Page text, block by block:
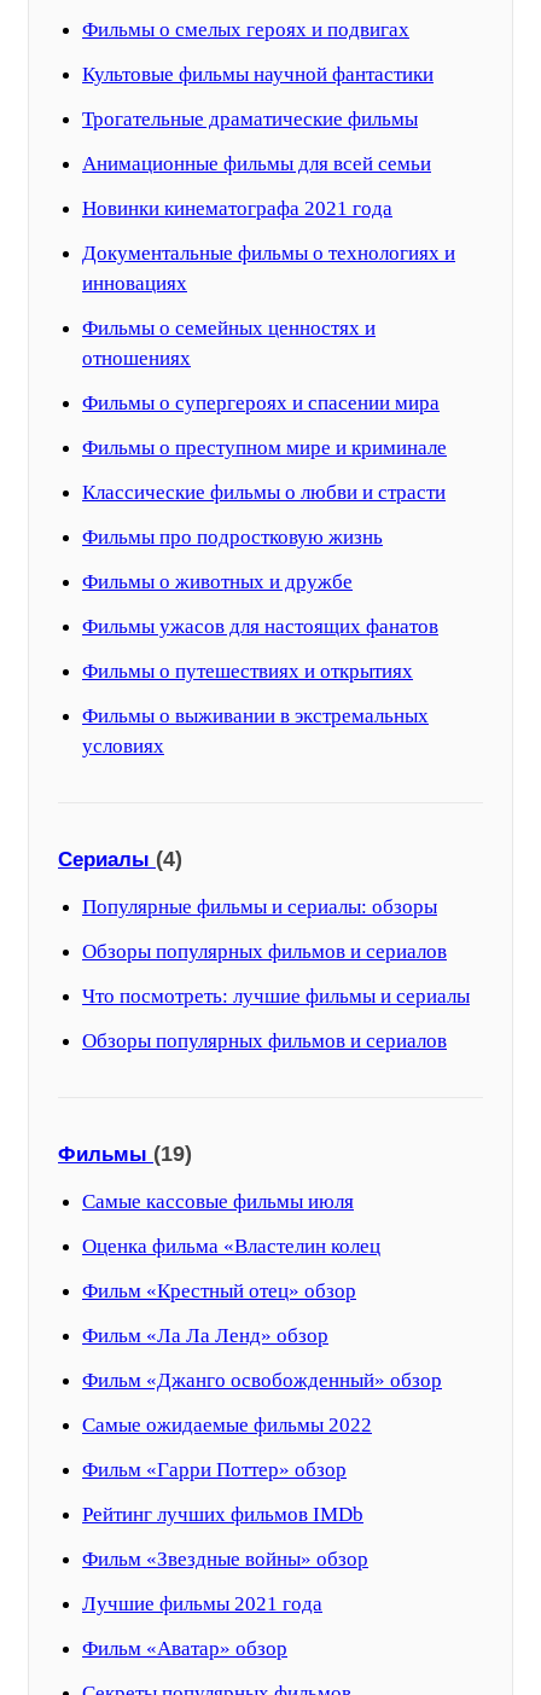
Фильмы о смелых героях и подвигах
Культовые фильмы научной фантастики
Трогательные драматические фильмы
Анимационные фильмы для всей семьи
Новинки кинематографа 2021 года
Документальные фильмы о технологиях и
инновациях
Фильмы о семейных ценностях и
отношениях
Фильмы о супергероях и спасении мира
Фильмы о преступном мире и криминале
Классические фильмы о любви и страсти
Фильмы про подростковую жизнь
Фильмы о животных и дружбе
Фильмы ужасов для настоящих фанатов
Фильмы о путешествиях и открытиях
Фильмы о выживании в экстремальных
условиях
Сериалы (4)
Популярные фильмы и сериалы: обзоры
Обзоры популярных фильмов и сериалов
Что посмотреть: лучшие фильмы и сериалы
Обзоры популярных фильмов и сериалов
Фильмы (19)
Самые кассовые фильмы июля
Оценка фильма «Властелин колец
Фильм «Крестный отец» обзор
Фильм «Ла Ла Ленд» обзор
Фильм «Джанго освобожденный» обзор
Самые ожидаемые фильмы 2022
Фильм «Гарри Поттер» обзор
Рейтинг лучших фильмов IMDb
Фильм «Звездные войны» обзор
Лучшие фильмы 2021 года
Фильм «Аватар» обзор